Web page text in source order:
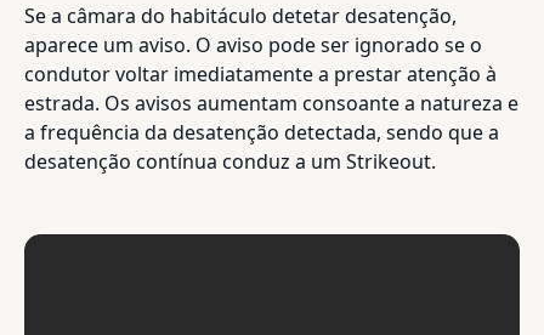
Se a câmara do habitáculo detetar desatenção,
aparece um aviso. O aviso pode ser ignorado se o
condutor voltar imediatamente a prestar atenção à
estrada. Os avisos aumentam consoante a natureza e
a frequência da desatenção detectada, sendo que a
desatenção contínua conduz a um Strikeout.